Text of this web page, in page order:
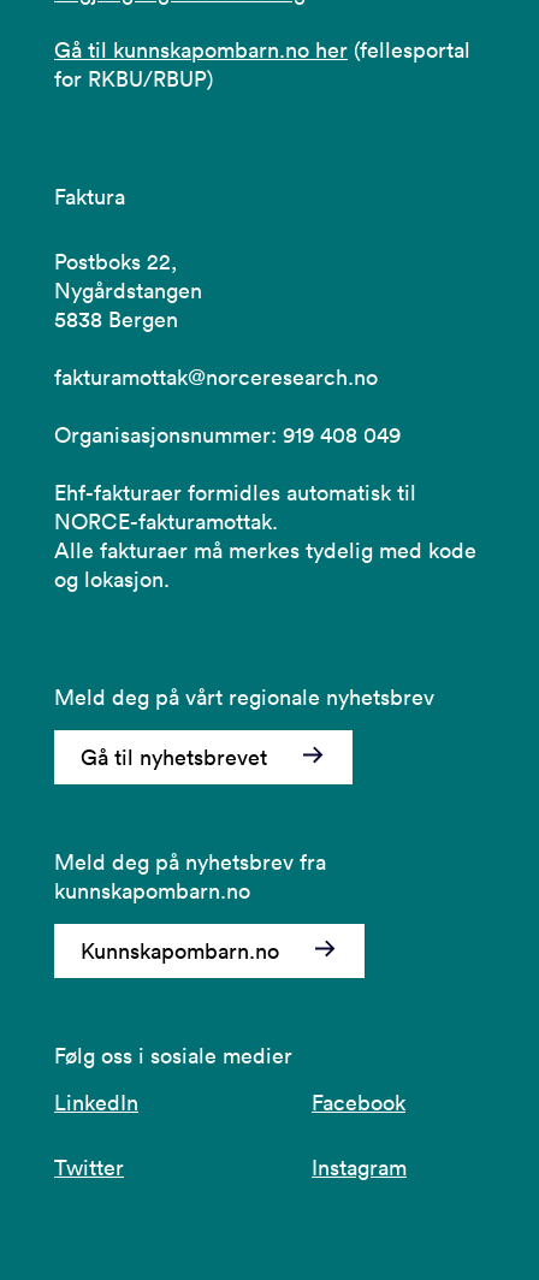
Gå til kunnskapombarn.no her (fellesportal
for RKBU/RBUP)
Faktura
Postboks 22,
Nygårdstangen
5838 Bergen
fakturamottak@norceresearch.no
Organisasjonsnummer: 919 408 049
Ehf-fakturaer formidles automatisk til
NORCE-fakturamottak.
Alle fakturaer må merkes tydelig med kode
og lokasjon.
Meld deg på vårt regionale nyhetsbrev
Gå til nyhetsbrevet
Meld deg på nyhetsbrev fra
kunnskapombarn.no
Kunnskapombarn.no
Følg oss i sosiale medier
LinkedIn
Facebook
Twitter Instagram